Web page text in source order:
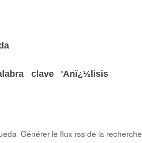
clave 'Anï¿½lisis
Générer le flux rss de la recherche